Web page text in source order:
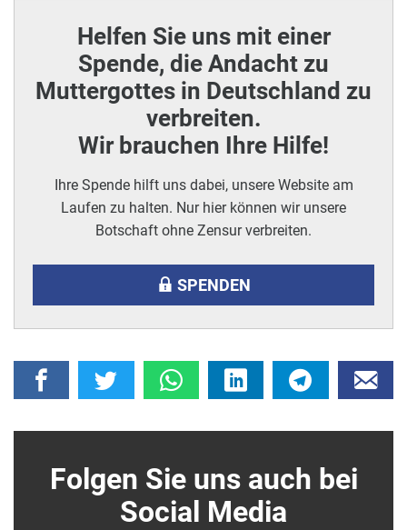
Helfen Sie uns mit einer
Spende, die Andacht zu
Muttergottes in Deutschland zu
verbreiten.
Wir brauchen Ihre Hilfe!
Ihre Spende hilft uns dabei, unsere Website am
Laufen zu halten. Nur hier können wir unsere
Botschaft ohne Zensur verbreiten.
SPENDEN
Folgen Sie uns auch bei
Social Media